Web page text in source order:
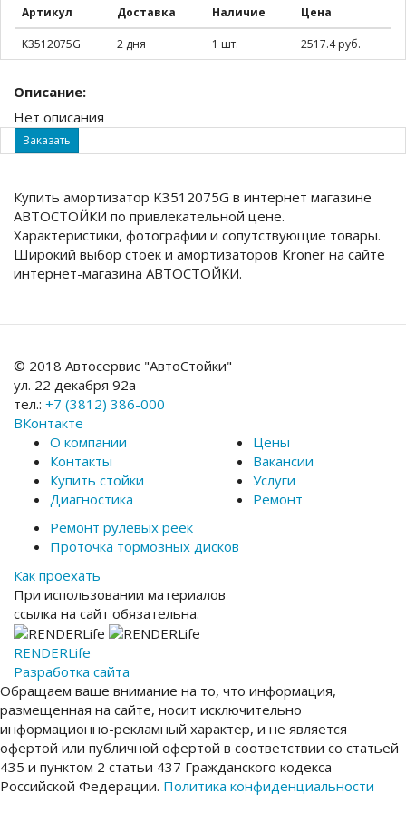
Артикул Доставка Наличие Цена
K3512075G 2 дня 1 шт. 2517.4 руб.
Описание:
Нет описания
Заказать
Купить амортизатор K3512075G в интернет магазине
АВТОСТОЙКИ по привлекательной цене.
Характеристики, фотографии и сопутствующие товары.
Широкий выбор стоек и амортизаторов Kroner на сайте
интернет-магазина АВТОСТОЙКИ.
© 2018 Автосервис "АвтоСтойки"
ул. 22 декабря 92а
тел.: +7 (3812) 386-000
ВКонтакте
О компании
Контакты
Купить стойки
Диагностика
Цены
Вакансии
Услуги
Ремонт
Ремонт рулевых реек
Проточка тормозных дисков
Как проехать
При использовании материалов
ссылка на сайт обязательна.
RENDERLife
Разработка сайта
Обращаем ваше внимание на то, что информация,
размещенная на сайте, носит исключительно
информационно-рекламный характер, и не является
офертой или публичной офертой в соответствии со статьей
435 и пунктом 2 статьи 437 Гражданского кодекса
Российской Федерации. Политика конфиденциальности